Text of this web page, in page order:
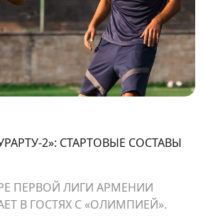
2»: СТАРТОВЫЕ СОСТАВЫ
ПЕРВОЙ ЛИГИ АРМЕНИИ
В ГОСТЯХ С «ОЛИМПИЕЙ».